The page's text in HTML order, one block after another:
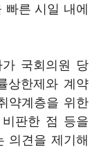
른 시일 내에
국회의원 당
상한제와 계약
약계층을 위한
판한 점 등을
의견을 제기해